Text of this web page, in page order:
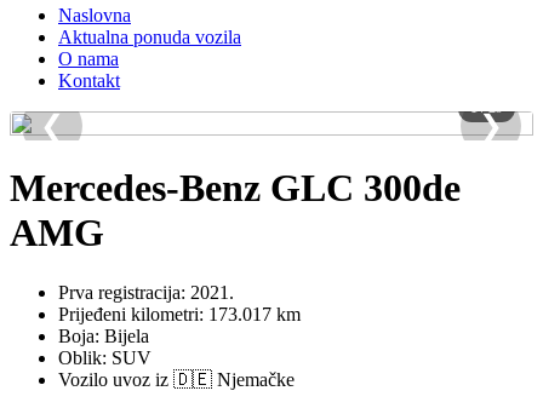
Naslovna
Aktualna ponuda vozila
O nama
Kontakt
❮ ❯
1 / 29
Mercedes-Benz GLC 300de
AMG
Prva registracija: 2021.
Prijeđeni kilometri: 173.017 km
Boja: Bijela
Oblik: SUV
Vozilo uvoz iz 🇩🇪 Njemačke